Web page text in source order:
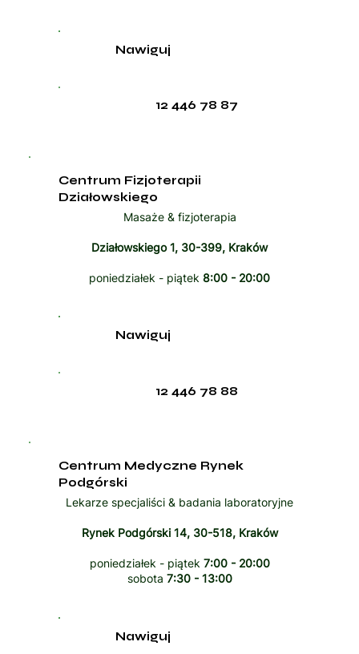
12 446 78 87
Nawiguj
Centrum Fizjoterapii
Działowskiego
Masaże & fizjoterapia
Działowskiego 1, 30-399, Kraków
poniedziałek - piątek 8:00 - 20:00
12 446 78 88
Nawiguj
Centrum Medyczne Rynek
Podgórski
Lekarze specjaliści & badania laboratoryjne
Rynek Podgórski 14, 30-518, Kraków
poniedziałek - piątek 7:00 - 20:00
sobota 7:30 - 13:00
Nawiguj